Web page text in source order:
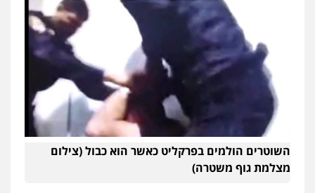
0522331443
רעות כהן – משרד עורכי דין
פלילי צווארון לבן תעבורה אסירים מעצרים
וחקירות
0506277425
עו"ד מאור שגב
פלילי פשיעה חמורה מעצרים וחקירות
0546680127
השוטרים הולמים בפרקליט כאשר הוא כבול (צילום
מצלמת גוף משטרה)
פלילי כלכלי צווארון לבן עורכי דין לענייני
אסירים נדל"ן / עסקים
0528488515
עו"ד פיני פישלר
תעבורה מח"ש אזרחי כלכלי
0505234000
עו"ד שלי גורביץ – לוי
משפט פלילי